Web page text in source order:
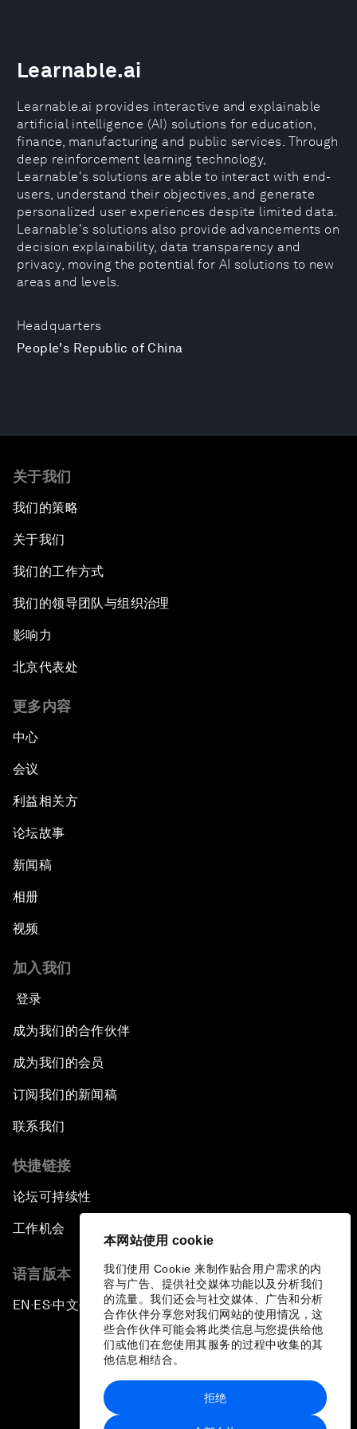
本网站使用 cookie
我们使用 Cookie 来制作贴合用户需求的内
容与广告、提供社交媒体功能以及分析我们
的流量。我们还会与社交媒体、广告和分析
合作伙伴分享您对我们网站的使用情况，这
些合作伙伴可能会将此类信息与您提供给他
们或他们在您使用其服务的过程中收集的其
他信息相结合。
拒绝
Headquarters
People's Republic of China
Learnable.ai
Learnable.ai provides interactive and explainable
artificial intelligence (AI) solutions for education,
finance, manufacturing and public services. Through
deep reinforcement learning technology,
Learnable's solutions are able to interact with end-
users, understand their objectives, and generate
personalized user experiences despite limited data.
Learnable's solutions also provide advancements on
decision explainability, data transparency and
privacy, moving the potential for AI solutions to new
areas and levels.
关于我们
我们的策略
关于我们
我们的工作方式
我们的领导团队与组织治理
影响力
北京代表处
更多内容
中心
会议
利益相关方
论坛故事
新闻稿
相册
视频
加入我们
登录
成为我们的合作伙伴
成为我们的会员
订阅我们的新闻稿
联系我们
快捷链接
论坛可持续性
工作机会
语言版本
EN ▪ES▪中文▪ 日本語